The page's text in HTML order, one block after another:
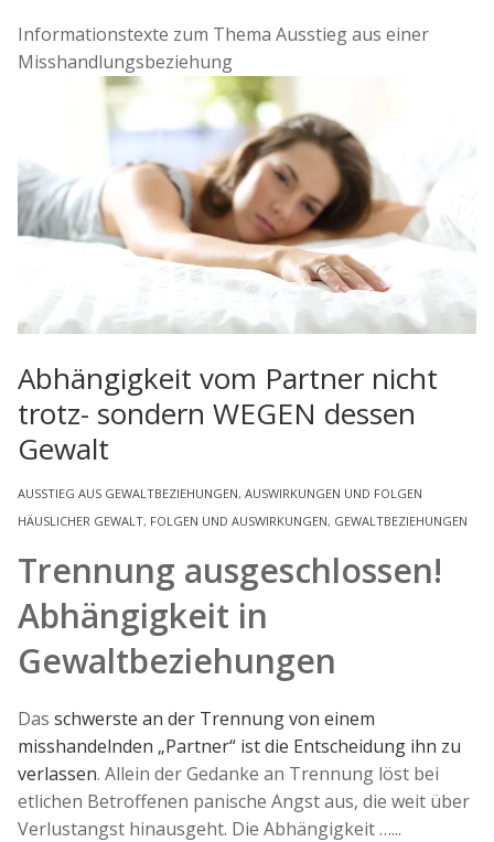
Informationstexte zum Thema Ausstieg aus einer
Misshandlungsbeziehung
AUSSTIEG AUS GEWALTBEZIEHUNGEN, AUSWIRKUNGEN UND FOLGEN
HÄUSLICHER GEWALT, FOLGEN UND AUSWIRKUNGEN, GEWALTBEZIEHUNGEN
Abhängigkeit vom Partner nicht
trotz- sondern WEGEN dessen
Gewalt
Trennung ausgeschlossen!
Abhängigkeit in
Gewaltbeziehungen
Das schwerste an der Trennung von einem
misshandelnden „Partner“ ist die Entscheidung ihn zu
verlassen. Allein der Gedanke an Trennung löst bei
etlichen Betroffenen panische Angst aus, die weit über
Verlustangst hinausgeht. Die Abhängigkeit …...